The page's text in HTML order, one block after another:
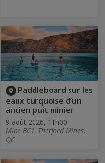
Paddleboard sur les
eaux turquoise d’un
ancien puit minier
9 août 2026, 11h00
Mine BC1, Thetford Mines,
QC